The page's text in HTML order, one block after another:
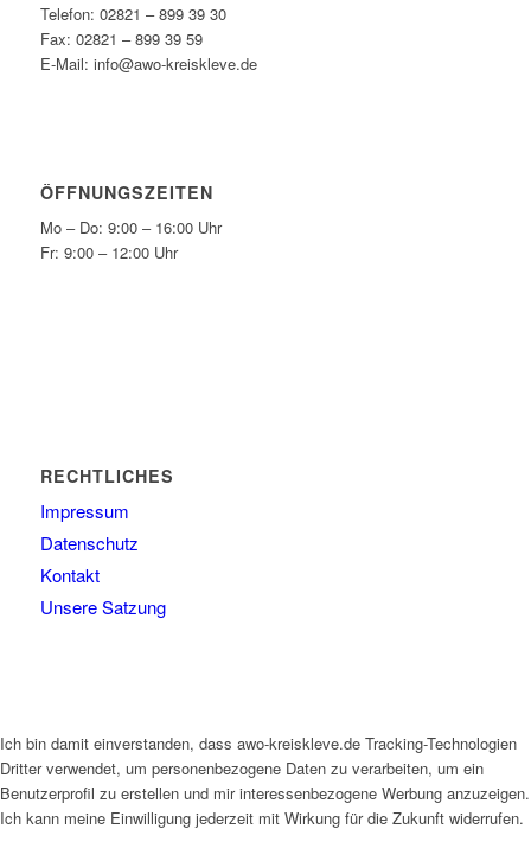
Telefon: 02821 – 899 39 30
Fax: 02821 – 899 39 59
E-Mail: info@awo-kreiskleve.de
ÖFFNUNGSZEITEN
Mo – Do: 9:00 – 16:00 Uhr
Fr: 9:00 – 12:00 Uhr
RECHTLICHES
Impressum
Datenschutz
Kontakt
Unsere Satzung
Ich bin damit einverstanden, dass awo-kreiskleve.de Tracking-Technologien
Dritter verwendet, um personenbezogene Daten zu verarbeiten, um ein
Benutzerprofil zu erstellen und mir interessenbezogene Werbung anzuzeigen.
Ich kann meine Einwilligung jederzeit mit Wirkung für die Zukunft widerrufen.